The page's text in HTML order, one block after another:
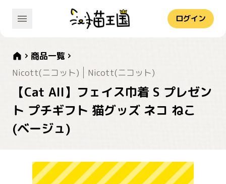
ログイン
商品一覧
Nicott(ニコット)
Nicott(ニコット)
【Cat All】フェイス巾着 S プレゼン
ト プチギフト 猫グッズ ネコ ねこ
(ベージュ)